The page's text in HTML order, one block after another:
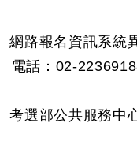
網路報名資訊系統
話：02-
考選部公共服務中